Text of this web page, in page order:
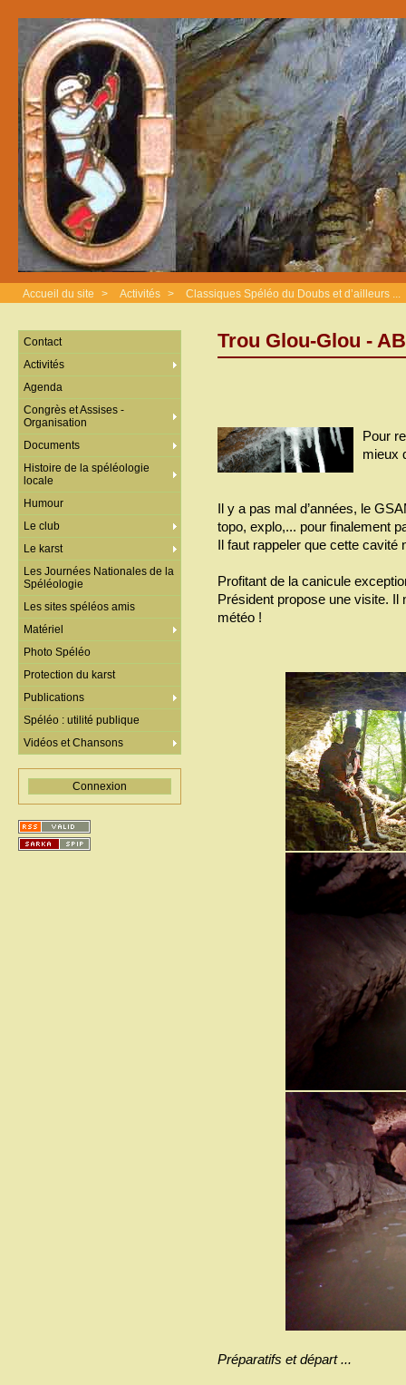
Accueil du site > Activités > Classiques Spéléo du Doubs et d’ailleurs ...
Trou Glou-Glou -
Pour
mieux
Il y a pas mal d’années, le
topo, explo,... pour finalement
Il faut rappeler que cette cavité
Profitant de la canicule
Président propose une visite. Il
météo !
Préparatifs et départ ...
Contact
Activités
Agenda
Congrès et Assises -
Organisation
Documents
Histoire de la spéléologie
locale
Humour
Le club
Le karst
Les Journées Nationales de la
Spéléologie
Les sites spéléos amis
Matériel
Photo Spéléo
Protection du karst
Publications
Spéléo : utilité publique
Vidéos et Chansons
Connexion